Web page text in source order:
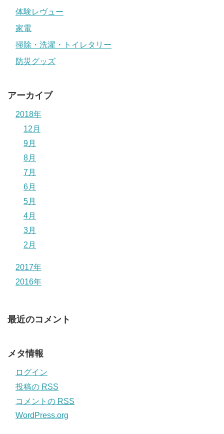
体験レヴュー
家電
掃除・洗濯・トイレタリー
防災グッズ
アーカイブ
2018年
12月
9月
8月
7月
6月
5月
4月
3月
2月
2017年
2016年
最近のコメント
メタ情報
ログイン
投稿の RSS
コメントの RSS
WordPress.org